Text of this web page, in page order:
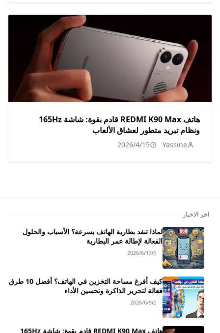
هاتف REDMI K90 Max قادم بقوة: شاشة 165Hz
ونظام تبريد متطور لعشاق الألعاب
Yassine
2026/4/15
اخر الاخبار
لماذا تنفد بطارية الهاتف بسرعة؟ الأسباب والحلول
الفعالة لإطالة عمر البطارية
2026/6/13
كيف أفرغ مساحة التخزين في الهاتف؟ أفضل 10 طرق
فعالة لتحرير الذاكرة وتحسين الأداء
2026/6/9
هاتف REDMI K90 Max قادم بقوة: شاشة 165Hz